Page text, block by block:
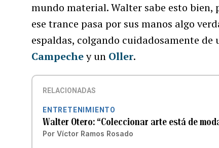
mundo material. Walter sabe esto bien,
ese trance pasa por sus manos algo
espaldas, colgando cuidadosamente
Campechey un Oller.
RELACIONADAS
ENTRETENIMIENTO
Walter Otero: “Coleccionar arte está de
Por Víctor Ramos Rosado